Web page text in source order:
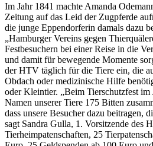
Im Jahr 1841 machte Amanda
Zeitung auf das Leid der Zugpferde
die junge Eppendorferin damals dazu
„Hamburger Vereins gegen
Festbesuchern bei einer Reise in die
und damit für bewegende Momente
der HTV täglich für die Tiere ein, die
Obdach oder medizinische Hilfe
oder Kleintier. „Beim Tierschutzfest
Namen unserer Tiere 175 Bitten
dass unsere Besucher dazu beitragen,
sagt Sandra Gulla, 1. Vorsitzende des
Tierheimpatenschaften, 25